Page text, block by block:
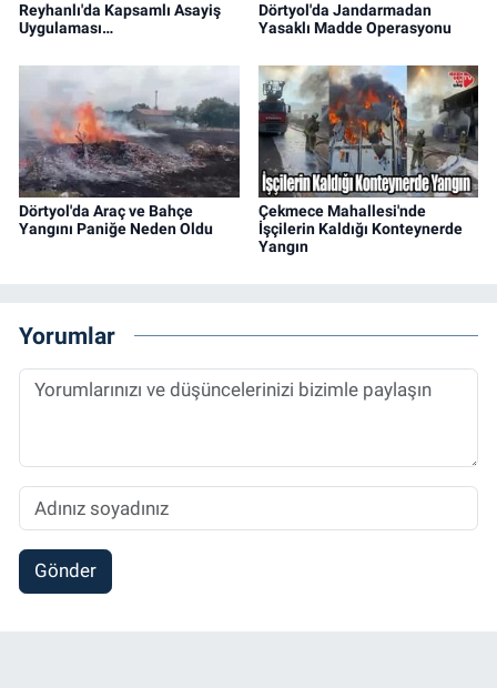
Reyhanlı'da Kapsamlı Asayiş
Uygulaması…
Dörtyol'da Jandarmadan
Yasaklı Madde Operasyonu
Dörtyol'da Araç ve Bahçe
Yangını Paniğe Neden Oldu
Çekmece Mahallesi'nde
İşçilerin Kaldığı Konteynerde
Yangın
Yorumlar
Gönder